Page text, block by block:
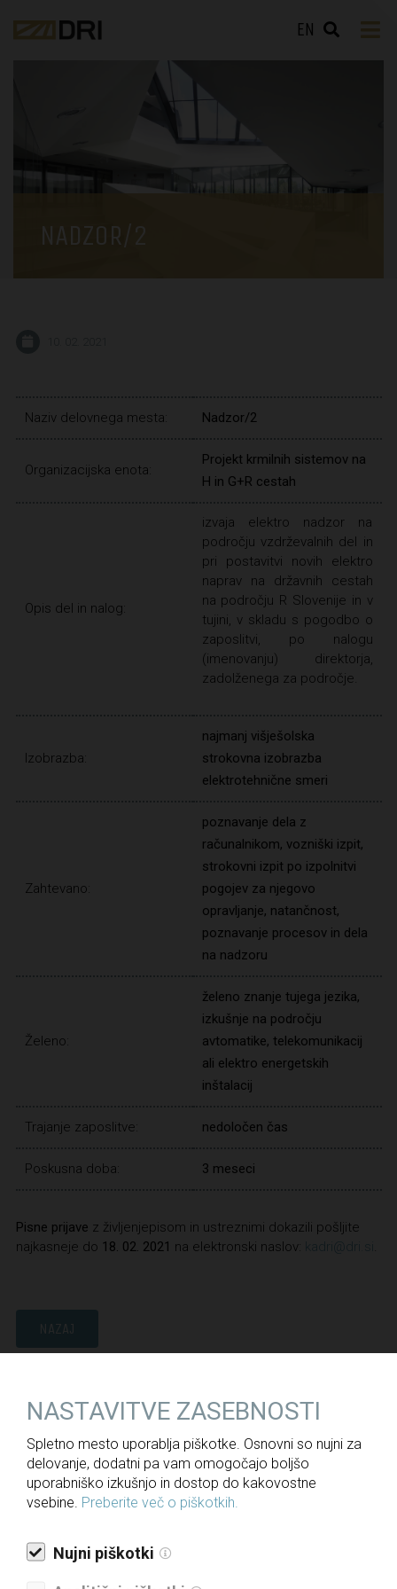
EN
NADZOR/2
Naziv delovnega mesta: Nadzor/2
Organizacijska enota:
Projekt krmilnih sistemov na
H in G+R cestah
Opis del in nalog:
izvaja elektro nadzor na
področju vzdrževalnih del in
pri postavitvi novih elektro
naprav na državnih cestah
na področju R Slovenije in v
tujini, v skladu s pogodbo o
zaposlitvi, po nalogu
(imenovanju) direktorja,
zadolženega za področje.
Izobrazba:
najmanj višješolska
strokovna izobrazba
elektrotehnične smeri
Zahtevano:
poznavanje dela z
računalnikom, vozniški izpit,
strokovni izpit po izpolnitvi
pogojev za njegovo
opravljanje, natančnost,
poznavanje procesov in dela
na nadzoru
Želeno:
želeno znanje tujega jezika,
izkušnje na področju
avtomatike, telekomunikacij
ali elektro energetskih
inštalacij
Trajanje zaposlitve: nedoločen čas
Poskusna doba: 3 meseci
Pisne prijave z življenjepisom in ustreznimi dokazili pošljite
najkasneje do 18. 02. 2021 na elektronski naslov: kadri@dri.si
NAZAJ
Za medije
Novice
Javne objave
Letna poročila
NASTAVITVE ZASEBNOSTI
Spletno mesto uporablja piškotke. Osnovni so nujni za
delovanje, dodatni pa vam omogočajo boljšo
uporabniško izkušnjo in dostop do kakovostne
vsebine. Preberite več o piškotkih.
Nujni piškotki